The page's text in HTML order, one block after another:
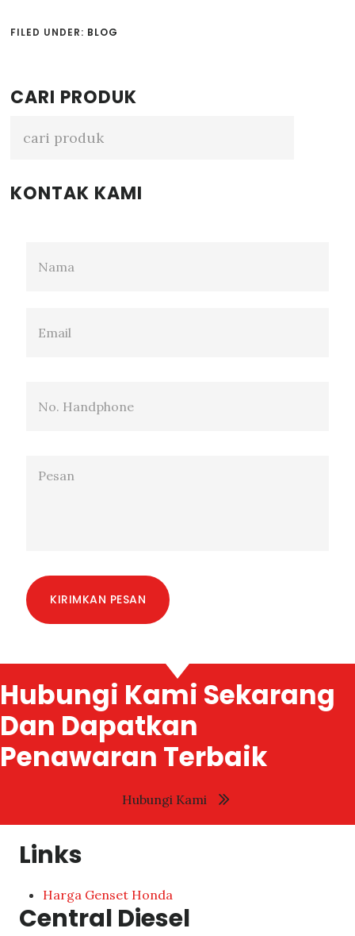
FILED UNDER: BLOG
Primary
Sidebar
CARI PRODUK
KONTAK KAMI
KIRIMKAN PESAN
Hubungi Kami Sekarang
Dan Dapatkan
Penawaran Terbaik
Hubungi Kami
Links
Harga Genset Honda
Central Diesel